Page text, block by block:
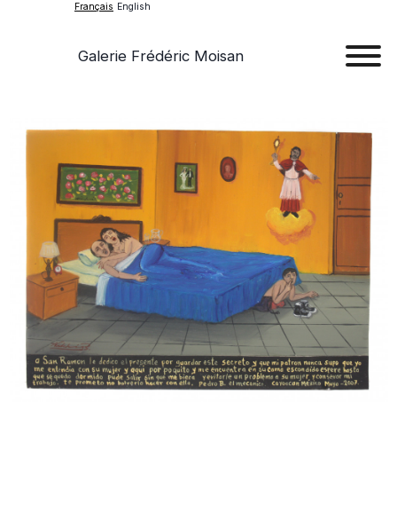
Français English
Galerie Frédéric Moisan
A